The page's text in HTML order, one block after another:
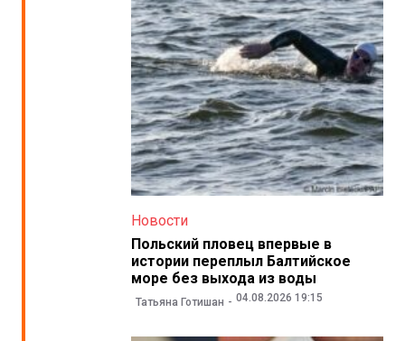
Новости
Польский пловец впервые в
истории переплыл Балтийское
море без выхода из воды
Татьяна Готишан 04.08.2026 19:15